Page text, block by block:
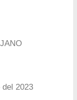
del 2023